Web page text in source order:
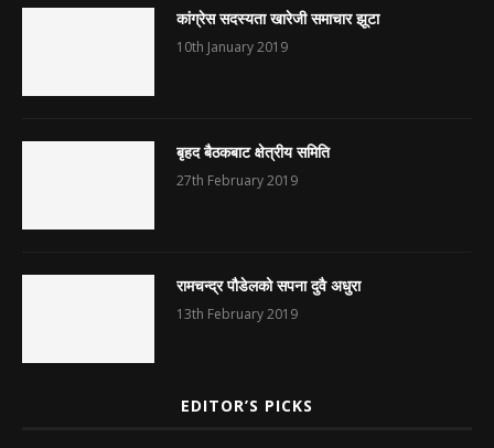
कांग्रेस सदस्यता खारेजी समाचार झूटा
10th January 2019
बृहद बैठकबाट क्षेत्रीय समिति
27th February 2019
रामचन्द्र पौडेलको सपना दुवै अधुरा
13th February 2019
EDITOR’S PICKS